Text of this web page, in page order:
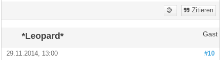
Zitieren
*Leopard* Gast
#10
29.11.2014, 13:00